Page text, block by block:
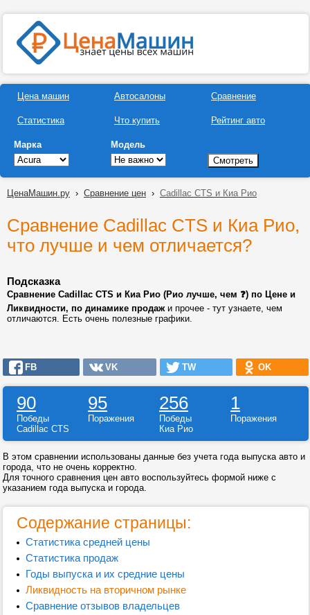
Цена машин
Статистика
Автосалоны
Что купить
Сравнение
Рейтинг авто
Марка Модель
ЦенаМашин.ру › Сравнение цен › Cadillac CTS и Киа Рио
Сравнение Cadillac CTS и Киа Рио,
что лучше и чем отличается?
Подсказка
Сравнение Cadillac CTS и Киа Рио (Рио лучше, чем ❓) по Цене и
Ликвидности, по динамике продажи прочее - тут узнаете, чем
отличаются. Есть очень полезные графики.
FB VK TW OK
90 95 256 1
Победы Поражения Победы
Поражения
Cadillac CTS
Киа Рио
В этом сравнении использованы данные без учета года выпуска авто и
города, что не очень корректно.
Для точного сравнения цен авто воспользуйтесь формой ниже с
указанием года выпуска и города.
Содержание страницы:
Статистика средней цены
Статистика продаж
Годы выпуска и их средние цены
Ликвидность на вторичном рынке
Сравнение отзывов владельцев